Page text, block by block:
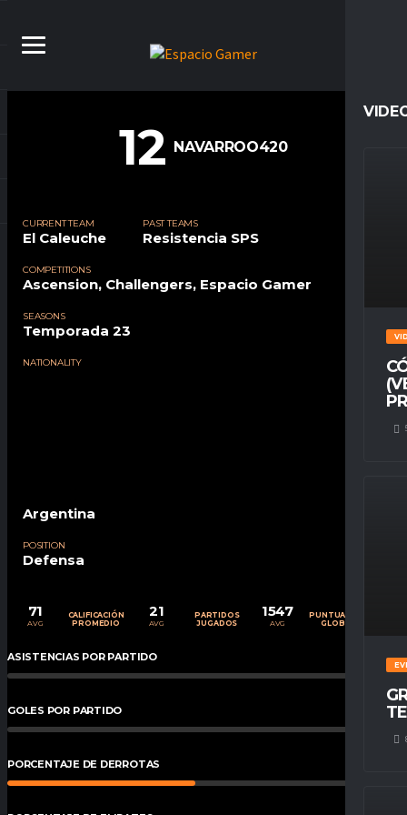
12 NAVARROO420
CURRENT TEAM
El Caleuche
PAST TEAMS
Resistencia SPS
COMPETITIONS
Ascension, Challengers, Espacio Gamer
SEASONS
Temporada 23
NATIONALITY
Argentina
POSITION
Defensa
71
AVG
CALIFICACIÓN
PROMEDIO
21
AVG
PARTIDOS
JUGADOS
1547
AVG
PUNTUACIÓN
GLOBAL
ASISTENCIAS POR PARTIDO 0%
GOLES POR PARTIDO 0%
PORCENTAJE DE DERROTAS